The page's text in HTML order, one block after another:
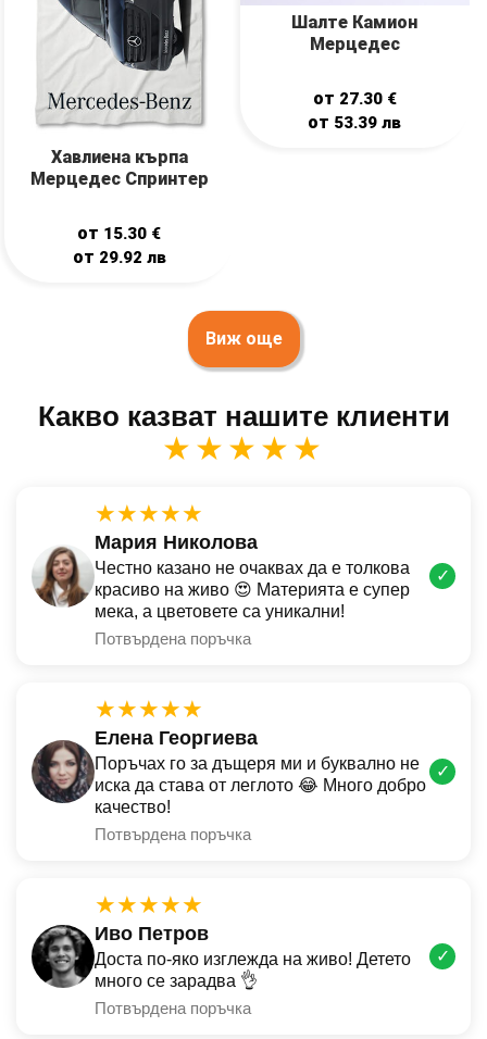
Хавлиена кърпа
Мерцедес Спринтер
от 15.30 €
от 29.92 лв
Шалте Камион
Мерцедес
от 27.30 €
от 53.39лв
Виж още
Какво казват нашите клиенти
★★★★★
★★★★★
Мария Николова
Честно казано не очаквах да е толкова
красиво на живо 😍 Материята е супер
мека, а цветовете са уникални!
Потвърдена поръчка
✓
★★★★★
Елена Георгиева
Поръчах го за дъщеря ми и буквално не
иска да става от леглото 😂 Много добро
качество!
Потвърдена поръчка
✓
★★★★★
Иво Петров
Доста по-яко изглежда на живо! Детето
много се зарадва 👌
Потвърдена поръчка
✓